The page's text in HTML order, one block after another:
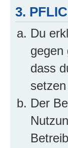
3.
Du
gegen
dass
Der